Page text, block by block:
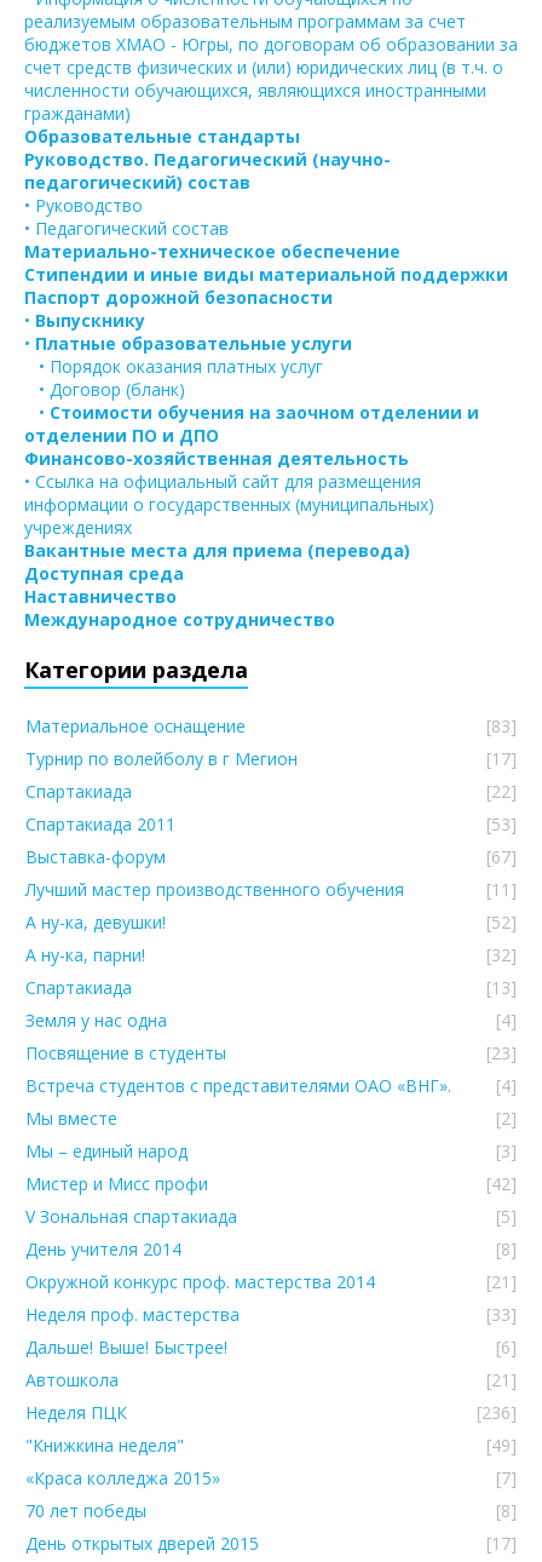
реализуемым образовательным программам за счет
бюджетов ХМАО - Югры, по договорам об образовании за
счет средств физических и (или) юридических лиц (в т.ч. о
численности обучающихся, являющихся иностранными
гражданами)
Образовательные стандарты
Руководство. Педагогический (научно-
педагогический) состав
• Руководство
• Педагогический состав
Материально-техническое обеспечение
Стипендии и иные виды материальной поддержки
Паспорт дорожной безопасности
• Выпускнику
• Платные образовательные услуги
• Порядок оказания платных услуг
• Договор (бланк)
• Стоимости обучения на заочном отделении и
отделении ПО и ДПО
Финансово-хозяйственная деятельность
• Ссылка на официальный сайт для размещения
информации о государственных (муниципальных)
учреждениях
Вакантные места для приема (перевода)
Доступная среда
Наставничество
Международное сотрудничество
Категории раздела
Материальное оснащение
[83]
Турнир по волейболу в г Мегион
[17]
Спартакиада
[22]
Спартакиада 2011
[53]
Выставка-форум
[67]
Лучший мастер производственного обучения
[11]
А ну-ка, девушки!
[52]
А ну-ка, парни!
[32]
Спартакиада
[13]
Земля у нас одна
[4]
Посвящение в студенты
[23]
Встреча студентов с представителями ОАО «ВНГ».
[4]
Мы вместе
[2]
Мы – единый народ
[3]
Мистер и Мисс профи
[42]
V Зональная спартакиада
[5]
День учителя 2014
[8]
Окружной конкурс проф. мастерства 2014
[21]
Неделя проф. мастерства
[33]
Дальше! Выше! Быстрее!
[6]
Автошкола
[21]
Неделя ПЦК
[236]
"Книжкина неделя"
[49]
«Краса колледжа 2015»
[7]
70 лет победы
[8]
День открытых дверей 2015
[17]